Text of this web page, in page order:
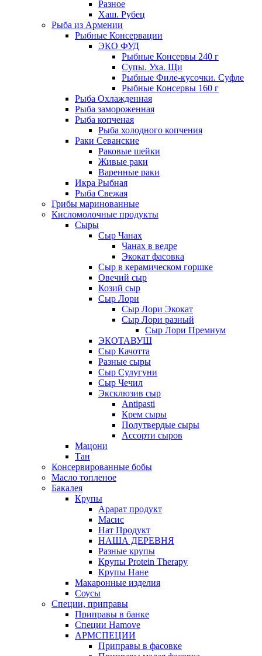
Разное
Хаш. Рубец
Рыба из Армении
Рыбные Консервации
ЭКО ФУД
Рыбные Консервы 240 г
Супы. Уха. Щи
Рыбные Филе-кусочки. Суфле
Рыбные Консервы 160 г
Рыба Охлажденная
Рыба замороженная
Рыба копченая
Рыба холодного копчения
Раки Севанские
Раковые шейки
Живые раки
Варенные раки
Икра Рыбная
Рыба Свежая
Грибы маринованные
Кисломолочные продукты
Сыры
Сыр Чанах
Чанах в ведре
Экокат фасовка
Сыр в керамическом горшке
Овечий сыр
Козий сыр
Сыр Лори
Сыр Лори Экокат
Сыр Лори разный
Сыр Лори Премиум
ЭКОТАВУШ
Сыр Качотта
Разные сыры
Сыр Сулугуни
Сыр Чечил
Эксклюзив сыр
Antipasti
Крем сыры
Полутвердые сыры
Ассорти сыров
Мацони
Тан
Консервированные бобы
Масло топленое
Бакалея
Крупы
Арарат продукт
Масис
Нат Продукт
НАША ДЕРЕВНЯ
Разные крупы
Крупы Protein Therapy
Крупы Нане
Макаронные изделия
Соусы
Специи, приправы
Приправы в банке
Специи Hamove
АРМСПЕЦИИ
Приправы в фасовке